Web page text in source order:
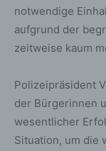
notwendige
aufgrund der
zeitweise kaum
Polizeipräsident
der Bürgerinnen
wesentlicher
Situation, um die